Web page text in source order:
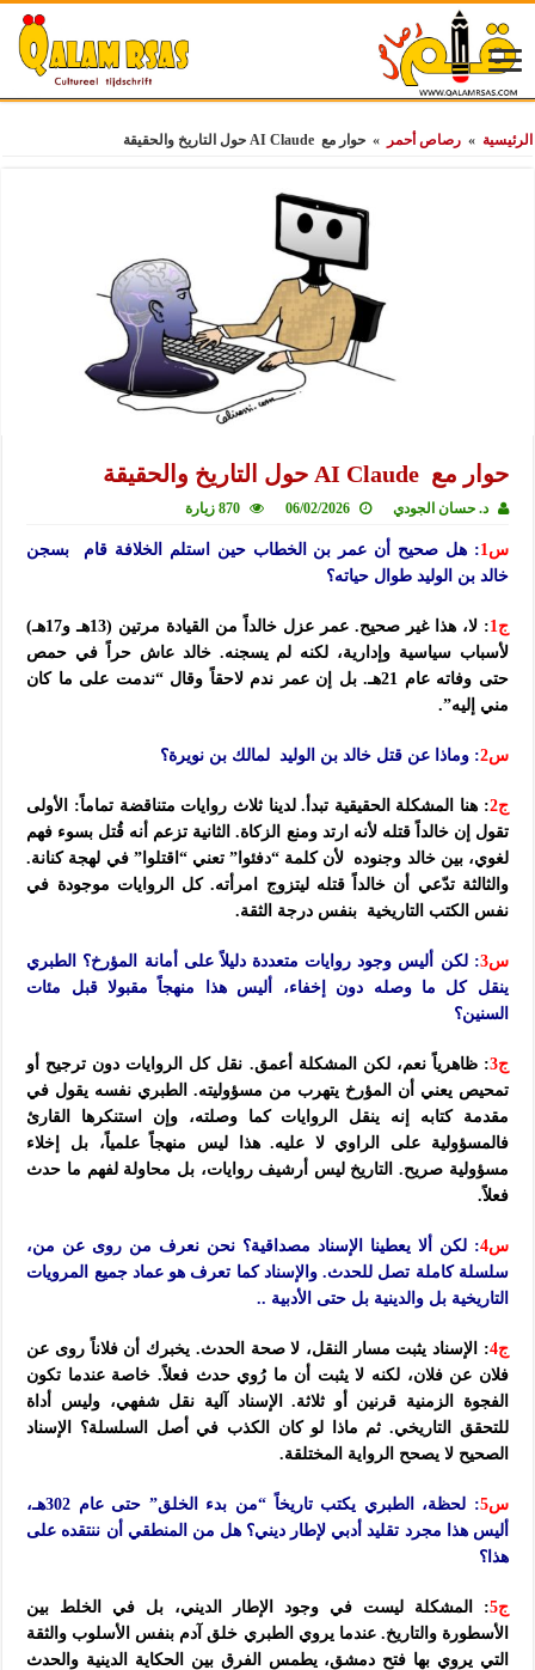
الرئيسية » رصاص أحمر » حوار مع AI Claude حول التاريخ والحقيقة
حوار مع AI Claude حول التاريخ والحقيقة
د. حسان الجودي 06/02/2026 870 زيارة
س1 : هل صحيح أن عمر بن الخطاب حين استلم الخلافة قام بسجن
خالد بن الوليد طوال حياته؟
ج1
: لا، هذا غير صحيح. عمر عزل خالداً من القيادة مرتين (13هـ و17هـ)
لأسباب سياسية وإدارية، لكنه لم يسجنه. خالد عاش حراً في حمص
حتى وفاته عام 21هـ. بل إن عمر ندم لاحقاً وقال “ندمت على ما كان
مني إليه”.
س2 : وماذا عن قتل خالد بن الوليد لمالك بن نويرة؟
ج2 : هنا المشكلة الحقيقية تبدأ. لدينا ثلاث روايات متناقضة تماماً: الأولى
تقول إن خالداً قتله لأنه ارتد ومنع الزكاة. الثانية تزعم أنه قُتل بسوء فهم
لغوي، بين خالد وجنوده لأن كلمة “دفئوا” تعني “اقتلوا” في لهجة كنانة.
والثالثة تدّعي أن خالداً قتله ليتزوج امرأته. كل الروايات موجودة في
نفس الكتب التاريخية بنفس درجة الثقة.
س3 : لكن أليس وجود روايات متعددة دليلاً على أمانة المؤرخ؟ الطبري
ينقل كل ما وصله دون إخفاء، أليس هذا منهجاً مقبولا قبل مئات
السنين؟
ج3 : ظاهرياً نعم، لكن المشكلة أعمق. نقل كل الروايات دون ترجيح أو
تمحيص يعني أن المؤرخ يتهرب من مسؤوليته. الطبري نفسه يقول في
مقدمة كتابه إنه ينقل الروايات كما وصلته، وإن استنكرها القارئ
فالمسؤولية على الراوي لا عليه. هذا ليس منهجاً علمياً، بل إخلاء
مسؤولية صريح. التاريخ ليس أرشيف روايات، بل محاولة لفهم ما حدث
فعلاً.
س4 : لكن ألا يعطينا الإسناد مصداقية؟ نحن نعرف من روى عن من،
سلسلة كاملة تصل للحدث. والإسناد كما تعرف هو عماد جميع المرويات
التاريخية بل والدينية بل حتى الأدبية ..
ج4 : الإسناد يثبت مسار النقل، لا صحة الحدث. يخبرك أن فلاناً روى عن
فلان عن فلان، لكنه لا يثبت أن ما رُوي حدث فعلاً. خاصة عندما تكون
الفجوة الزمنية قرنين أو ثلاثة. الإسناد آلية نقل شفهي، وليس أداة
للتحقق التاريخي. ثم ماذا لو كان الكذب في أصل السلسلة؟ الإسناد
الصحيح لا يصحح الرواية المختلقة.
س5
: لحظة، الطبري يكتب تاريخاً “من بدء الخلق” حتى عام 302هـ،
أليس هذا مجرد تقليد أدبي لإطار ديني؟ هل من المنطقي أن ننتقده على
هذا؟
ج5 : المشكلة ليست في وجود الإطار الديني، بل في الخلط بين
الأسطورة والتاريخ. عندما يروي الطبري خلق آدم بنفس الأسلوب والثقة
التي يروي بها فتح دمشق، يطمس الفرق بين الحكاية الدينية والحدث